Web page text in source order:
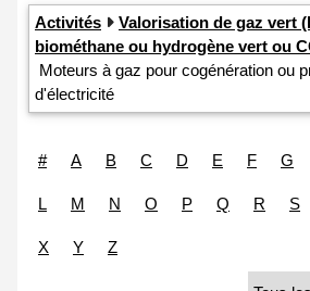
Activités
Valorisation de gaz vert
biométhane ou hydrogène vert ou
Moteurs à gaz pour cogénération ou
d'électricité
# A B C D E F G
L M N O P Q R S
X Y Z